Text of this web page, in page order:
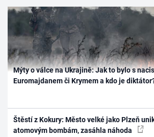
Mýty o válce na Ukrajině: Jak to bylo s
Euromajdanem či Krymem a kdo je
Štěstí z Kokury: Město velké jako Plzeň
atomovým bombám, zasáhla náhoda